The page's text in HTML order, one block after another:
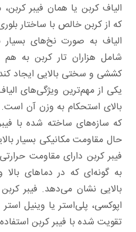
الیاف کربن یا همان فیبر
که از کربن خالص با ساختار
الیاف به صورت نخ‌های
شامل هزاران تار کربن به
کششی و سختی بالایی ایجاد کند.
یکی از مهم‌ترین ویژگی‌های
بالای استحکام به وزن آن
که سازه‌های ساخته شده با
حال مقاومت مکانیکی بسیار
فیبر کربن دارای مقاومت
به گونه‌ای که در دماهای
بالایی نشان می‌دهد. فیبر
اپوکسی، پلی‌استر یا وینیل
تقویت شده با فیبر کربن